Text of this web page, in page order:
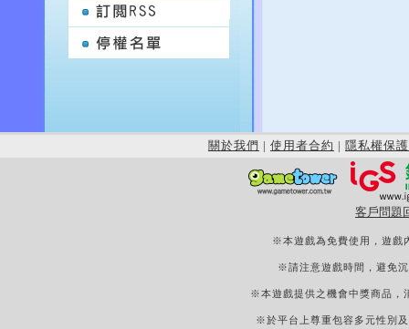
關於我們 | 使用者合約 | 隱私權保護
客戶問題
※本遊戲為免費使用，遊戲
※請注意遊戲時間，避免
※本遊戲提供之機會中獎商品，
※於平台上尊重包容多元性別